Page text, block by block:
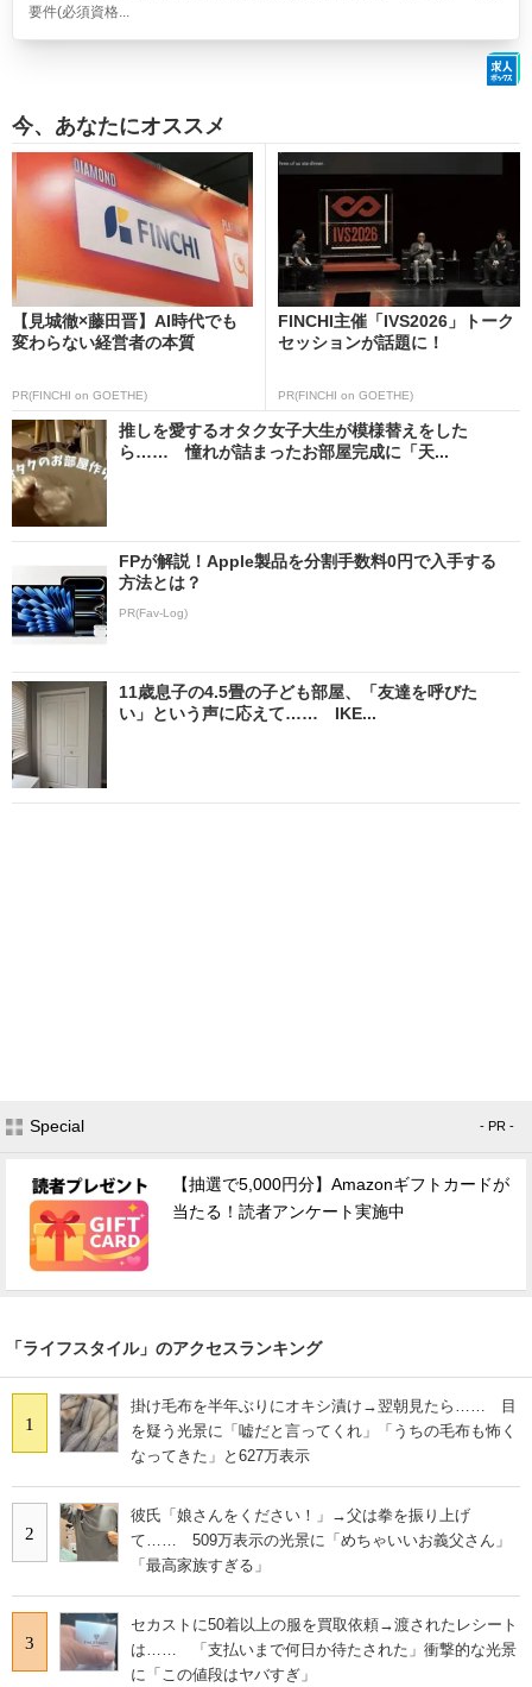
要件(必須資格...
今、あなたにオススメ
【見城徹×藤田晋】AI時代でも
変わらない経営者の本質
PR(FINCHI on GOETHE)
FINCHI主催「IVS2026」トーク
セッションが話題に！
PR(FINCHI on GOETHE)
推しを愛するオタク女子大生が模様替えをした
ら…… 憧れが詰まったお部屋完成に「天...
FPが解説！Apple製品を分割手数料0円で入手する
方法とは？
PR(Fav-Log)
11歳息子の4.5畳の子ども部屋、「友達を呼びた
い」という声に応えて…… IKE...
Special - PR -
【抽選で5,000円分】Amazonギフトカードが
当たる！読者アンケート実施中
「ライフスタイル」のアクセスランキング
1
掛け毛布を半年ぶりにオキシ漬け→翌朝見たら…… 目
を疑う光景に「嘘だと言ってくれ」「うちの毛布も怖く
なってきた」と627万表示
2
彼氏「娘さんをください！」→父は拳を振り上げ
て…… 509万表示の光景に「めちゃいいお義父さん」
「最高家族すぎる」
3
セカストに50着以上の服を買取依頼→渡されたレシート
は…… 「支払いまで何日か待たされた」衝撃的な光景
に「この値段はヤバすぎ」